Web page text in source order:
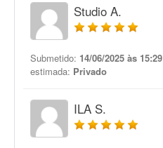
Studio A.
Submetido: 14/06/2025 às 15:29
estimada: Privado
ILA S.